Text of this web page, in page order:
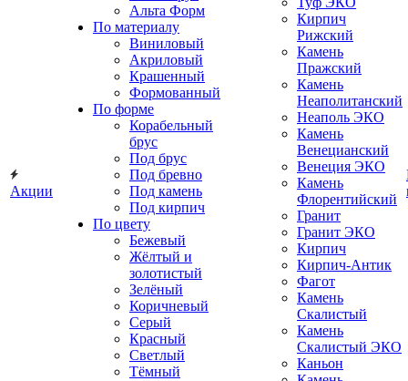
Акции
Альта Форм
По материалу
Виниловый
Акриловый
Крашенный
Формованный
По форме
Корабельный
брус
Под брус
Под бревно
Под камень
Под кирпич
По цвету
Бежевый
Жёлтый и
золотистый
Зелёный
Коричневый
Серый
Красный
Светлый
Тёмный
Кирпич
Рижский
Камень
Пражский
Камень
Неаполитанский
Неаполь ЭКО
Камень
Венецианский
Венеция ЭКО
Камень
Флорентийский
Гранит
Гранит ЭКО
Кирпич
Кирпич-Антик
Фагот
Камень
Скалистый
Камень
Скалистый ЭКО
Каньон